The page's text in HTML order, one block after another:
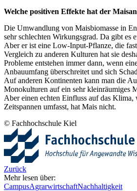
Welche positiven Effekte hat der
Die Umwandlung von Maisbiomasse in
sehr schlechten Wirkungsgrad. Da gibt es
Aber er ist eine Low-Input-Pflanze, die
Vergleich zu anderen Kulturen hat sie
Probleme entstehen immer dann, wenn
Anbauumfang überschreitet und sich
Auf anderen Kontinenten kann man die
Monokulturen auf ein sehr kleinräumiges
Aber einen echten Einfluss auf das Klima,
Zeitspannen umfasst, hat Mais nicht.
© Fachhochschule Kiel
Zurück
Mehr lesen über:
CampusAgrarwirtschaftNachhaltigkeit